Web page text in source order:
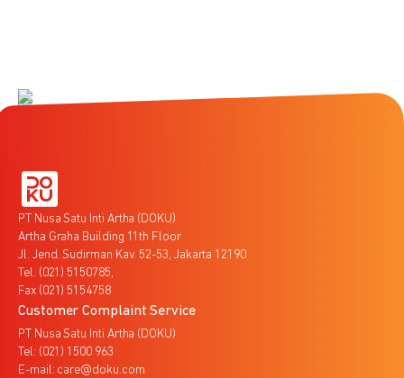
PT Nusa Satu Inti Artha (DOKU)
Artha Graha Building 11th Floor
Jl. Jend. Sudirman Kav. 52-53, Jakarta 12190
Tel. (021) 5150785,
Fax (021) 5154758
Customer Complaint Service
PT Nusa Satu Inti Artha (DOKU)
Tel: (021) 1500 963
E-mail: care@doku.com